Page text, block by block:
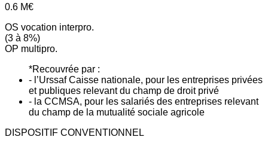
0.6 M€
OS vocation interpro.
(3 à 8%)
OP multipro.
*Recouvrée par :
- l’Urssaf Caisse nationale, pour les entreprises privées
et publiques relevant du champ de droit privé
- la CCMSA, pour les salariés des entreprises relevant
du champ de la mutualité sociale agricole
DISPOSITIF CONVENTIONNEL